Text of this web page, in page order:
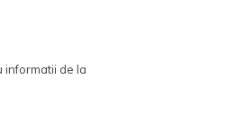
informatii de la